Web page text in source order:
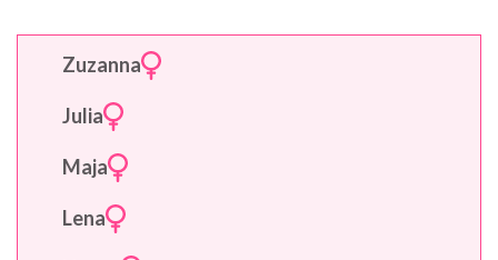
Zuzanna
Julia
Maja
Lena